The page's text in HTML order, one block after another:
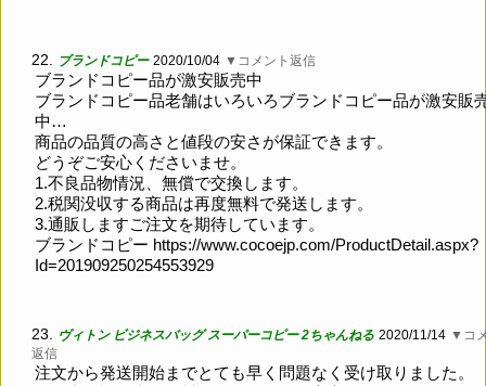
22. ブランドコピー 2020/10/04 ▼コメント返信
ブランドコピー品が激安販売中
ブランドコピー品老舗はいろいろブランドコピー品が激安販
中…
商品の品質の高さと値段の安さが保証できます。
どうぞご安心くださいませ。
1.不良品物情況、無償で交換します。
2.税関没収する商品は再度無料で発送します。
3.通販しますご注文を期待しています。
ブランドコピー https://www.cocoejp.com/ProductDetail.aspx?
Id=201909250254553929
23. ヴィトン ビジネスバッグ スーパーコピー 2ちゃんねる 2020/11/14 ▼コ
返信
注文から発送開始までとても早く問題なく受け取りました。